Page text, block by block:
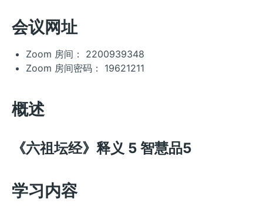
会议网址
Zoom 房间： 2200939348
Zoom 房间密码： 19621211
概述
《六祖坛经》释义 5 智慧品5
学习内容